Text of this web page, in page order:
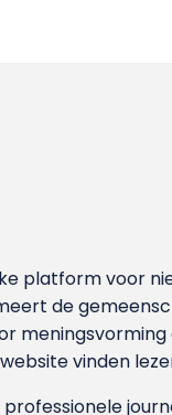
platform voor
de
vinden